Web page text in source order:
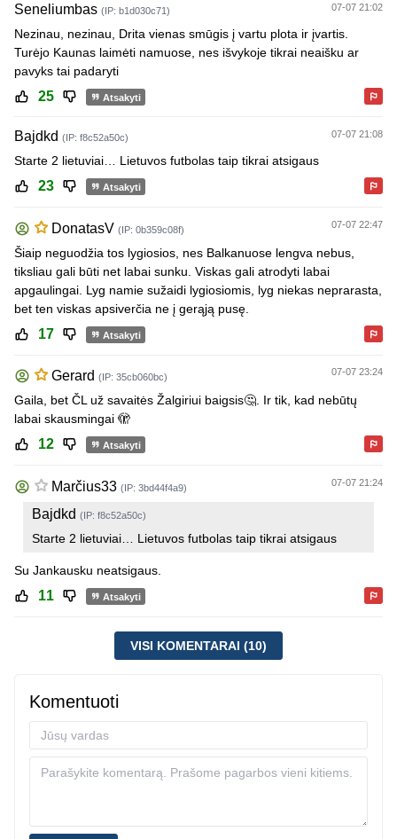
Seneliumbas (IP: b1d030c71) 07-07 21:02
Nezinau, nezinau, Drita vienas smūgis į vartu plota ir įvartis.
Turėjo Kaunas laimėti namuose, nes išvykoje tikrai neaišku ar
pavyks tai padaryti
25 Atsakyti
Bajdkd (IP: f8c52a50c) 07-07 21:08
Starte 2 lietuviai… Lietuvos futbolas taip tikrai atsigaus
23 Atsakyti
DonatasV (IP: 0b359c08f) 07-07 22:47
Šiaip neguodžia tos lygiosios, nes Balkanuose lengva nebus,
tiksliau gali būti net labai sunku. Viskas gali atrodyti labai
apgaulingai. Lyg namie sužaidi lygiosiomis, lyg niekas neprarasta,
bet ten viskas apsiverčia ne į gerąją pusę.
17 Atsakyti
Gerard (IP: 35cb060bc) 07-07 23:24
Gaila, bet ČL už savaitės Žalgiriui baigsis🤔. Ir tik, kad nebūtų
labai skausmingai 🫣
12 Atsakyti
Marčius33 (IP: 3bd44f4a9) 07-07 21:24
Bajdkd (IP: f8c52a50c)
Starte 2 lietuviai… Lietuvos futbolas taip tikrai atsigaus
Su Jankausku neatsigaus.
11 Atsakyti
VISI KOMENTARAI (10)
Komentuoti